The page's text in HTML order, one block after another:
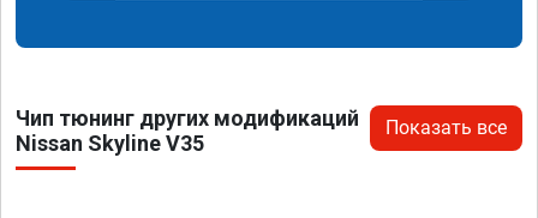
Чип тюнинг других модификаций
Nissan Skyline V35
Показать все